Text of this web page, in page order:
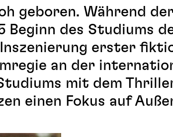
geboren. Während
Beginn des Studiums
erster
an der
mit dem
einen Fokus auf